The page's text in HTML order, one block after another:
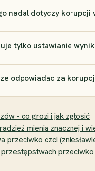
nadal dotyczy korupcji
tylko ustawianie
odpowiadac za
- co grozi i jak zgłosić
mienia znacznej i
czci